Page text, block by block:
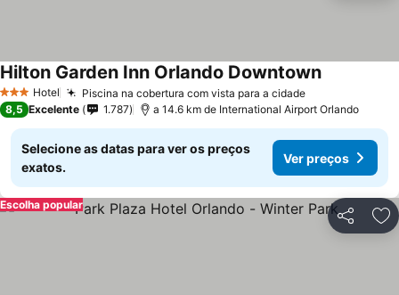
3 EstrelasHotel Piscina na cobertura com vista para a cidadeVer preços
Hilton Garden Inn Orlando DowntownVer preços
8,5 Excelente 1.787 a 14.6 km de International Airport Orlando
Selecione as datas para ver os preços
exatos.
Ver preços
Partilhar
Escolha popular